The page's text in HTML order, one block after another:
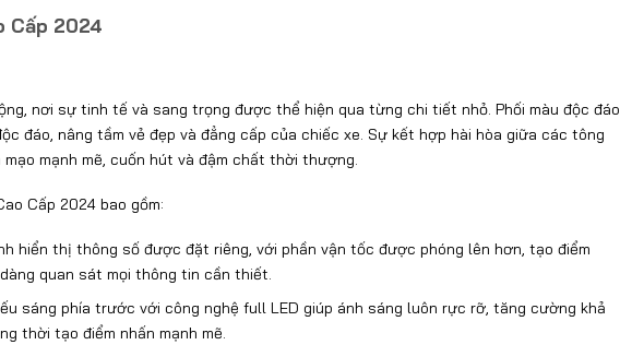
Cấp 2024
nơi sự tinh tế và sang trọng được thể hiện qua từng chi tiết nhỏ. Phối màu độc đáo
đáo, nâng tầm vẻ đẹp và đẳng cấp của chiếc xe. Sự kết hợp hài hòa giữa các tông
mạnh mẽ, cuốn hút và đậm chất thời thượng.
Cấp 2024 bao gồm:
hiển thị thông số được đặt riêng, với phần vận tốc được phóng lên hơn, tạo điểm
quan sát mọi thông tin cần thiết.
sáng phía trước với công nghệ full LED giúp ánh sáng luôn rực rỡ, tăng cường khả
thời tạo điểm nhấn mạnh mẽ.